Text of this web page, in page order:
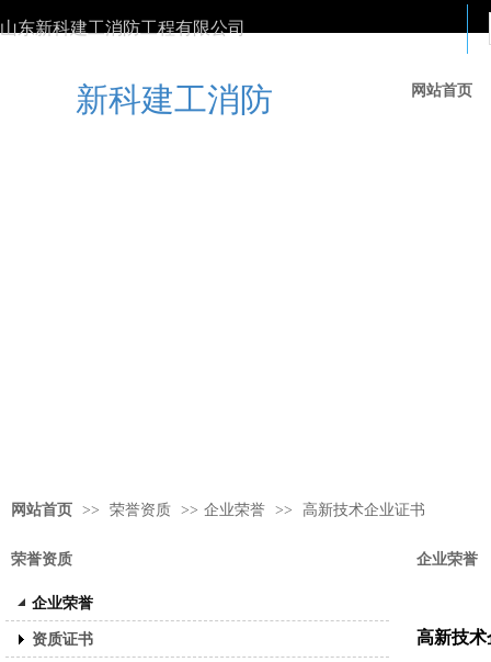
新科建工消防
山东新科建工消防工程有限公司
网站首页
网站首页 >> 荣誉资质 >> 企业荣誉 >> 高新技术企业证书
荣誉资质
企业荣誉
资质证书
企业荣誉
高新技术